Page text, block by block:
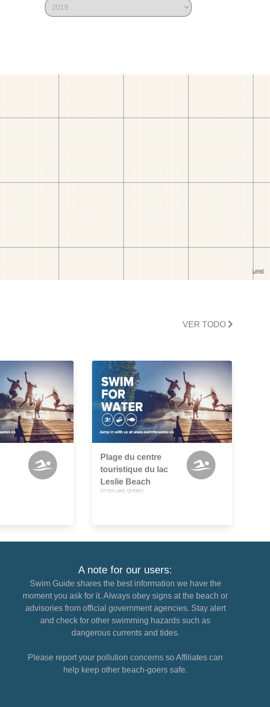
VER TODO
Plage du centre
touristique du lac
Leslie Beach
OTTER LAKE, QUEBEC
A note for our users:
Swim Guide shares the best information we have the
moment you ask for it. Always obey signs at the beach or
advisories from official government agencies. Stay alert
and check for other swimming hazards such as
dangerous currents and tides.
Please report your pollution concerns so Affiliates can
help keep other beach-goers safe.